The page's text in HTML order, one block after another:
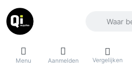
Menu Aanmelden Vergelijken